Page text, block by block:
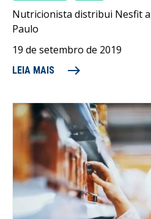
Nutricionista distribui Nesfit a
Paulo
19 de setembro de 2019
LEIA MAIS east